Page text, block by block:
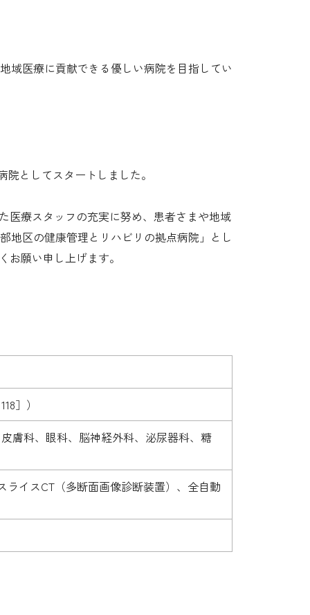
域医療に貢献できる優しい病院を目指してい
としてスタートしました。
医療スタッフの充実に努め、患者さまや地域
地区の健康管理とリハビリの拠点病院」とし
願い申し上げます。
］）
膚科、眼科、脳神経外科、泌尿器科、糖
ライスCT（多断面画像診断装置）、全自動